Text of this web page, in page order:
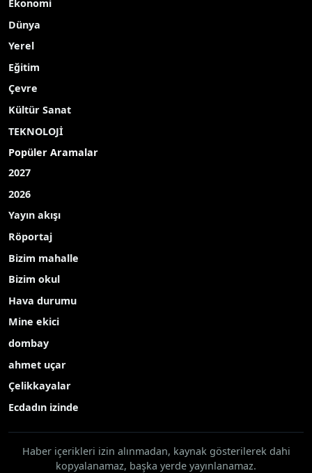
Ekonomi
Dünya
Yerel
Eğitim
Çevre
Kültür Sanat
TEKNOLOJİ
Popüler Aramalar
2027
2026
Yayın akışı
Röportaj
Bizim mahalle
Bizim okul
Hava durumu
Mine ekici
dombay
ahmet uçar
Çelikkayalar
Ecdadın izinde
Haber içerikleri izin alınmadan, kaynak gösterilerek dahi
kopyalanamaz, başka yerde yayınlanamaz.